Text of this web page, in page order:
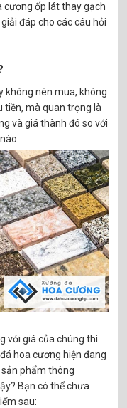
cương ốp lát thay gạch
đáp cho các câu hỏi
không nên mua, không
tiền, mà quan trọng là
và giá thành đó so với
với giá của chúng thì
hoa cương hiện đang
phẩm thông
Bạn có thể chưa
sau: